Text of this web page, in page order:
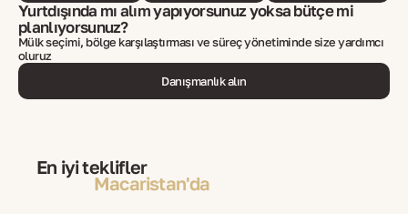
Yurtdışında mı alım yapıyorsunuz yoksa bütçe mi
planlıyorsunuz?
Mülk seçimi, bölge karşılaştırması ve süreç yönetiminde size yardımcı
oluruz
Danışmanlık alın
En iyi teklifler
Macaristan'da